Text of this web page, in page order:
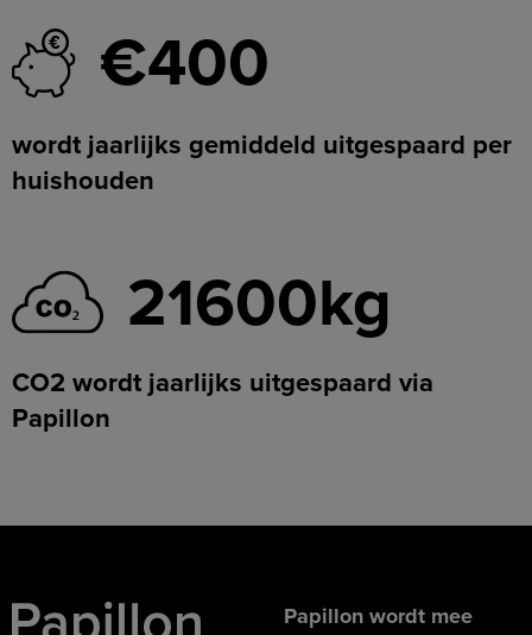
€400
wordt jaarlijks gemiddeld uitgespaard per
huishouden
21600kg
CO2 wordt jaarlijks uitgespaard via
Papillon
Papillon wordt mee